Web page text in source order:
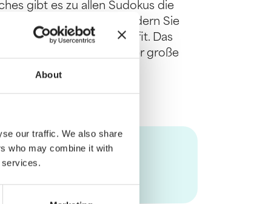
About
our traffic. We also share
who may combine it with
services.
gibt es zu allen Sudokus die
GEEIGNET Fördern Sie
so bis ins hohe Alter fit. Das
für Oma und Opa. Der große